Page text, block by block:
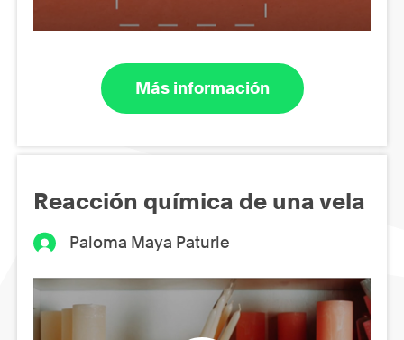
Más información
Reacción química de una vela
Paloma Maya Paturle